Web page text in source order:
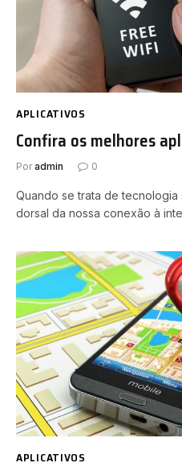
APLICATIVOS
Confira os melhores
Por admin 0
Quando se trata de
dorsal da nossa conexão à
APLICATIVOS